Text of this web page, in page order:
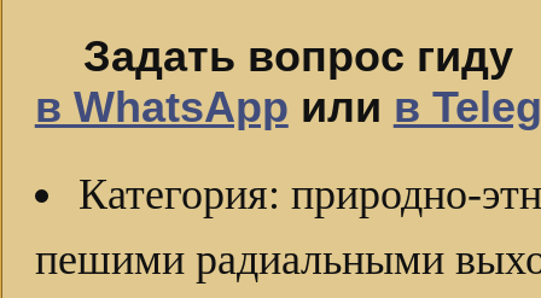
Задать вопрос гиду
в WhatsApp или в
Категория: природно-
пешими радиальными